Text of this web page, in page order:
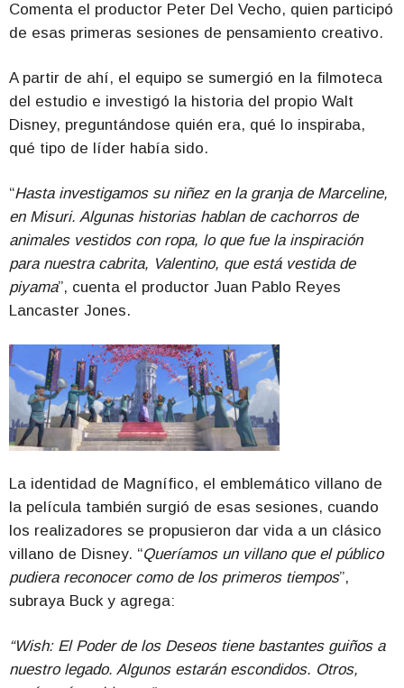
Comenta el productor Peter Del Vecho, quien participó
de esas primeras sesiones de pensamiento creativo.
A partir de ahí, el equipo se sumergió en la filmoteca
del estudio e investigó la historia del propio Walt
Disney, preguntándose quién era, qué lo inspiraba,
qué tipo de líder había sido.
“Hasta investigamos su niñez en la granja de Marceline,
en Misuri. Algunas historias hablan de cachorros de
animales vestidos con ropa, lo que fue la inspiración
para nuestra cabrita, Valentino, que está vestida de
piyama”, cuenta el productor Juan Pablo Reyes
Lancaster Jones.
La identidad de Magnífico, el emblemático villano de
la película también surgió de esas sesiones, cuando
los realizadores se propusieron dar vida a un clásico
villano de Disney. “Queríamos un villano que el público
pudiera reconocer como de los primeros tiempos”,
subraya Buck y agrega:
“Wish: El Poder de los Deseos tiene bastantes guiños a
nuestro legado. Algunos estarán escondidos. Otros,